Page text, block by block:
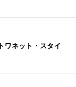
ワネット・スタイ